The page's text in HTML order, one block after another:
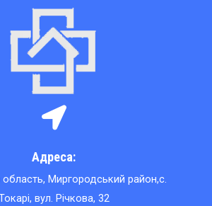
Адреса:
область, Миргородський район,с.
вул. Річкова, 32